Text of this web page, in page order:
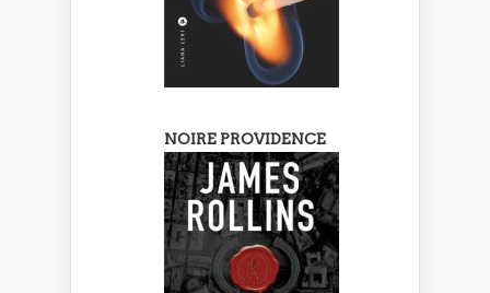
NOIRE PROVIDENCE